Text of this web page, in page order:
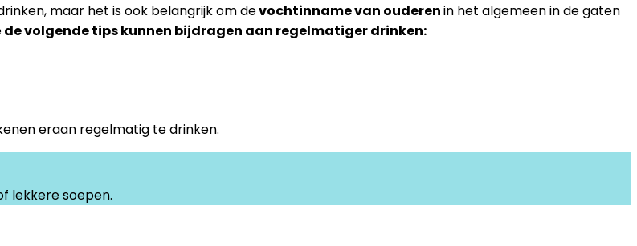
maar het is ook belangrijk om devochtinname van ouderenin het algemeen in de gaten
de volgende tips kunnen bijdragen aan regelmatiger drinken:
eraan regelmatig te drinken.
lekkere soepen.